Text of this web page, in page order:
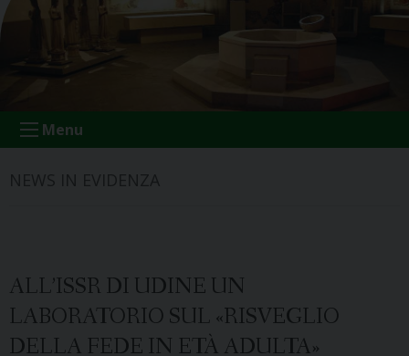
Menu
ALL’ISSR DI UDINE UN
LABORATORIO SUL «RISVEGLIO
DELLA FEDE IN ETÀ ADULTA»